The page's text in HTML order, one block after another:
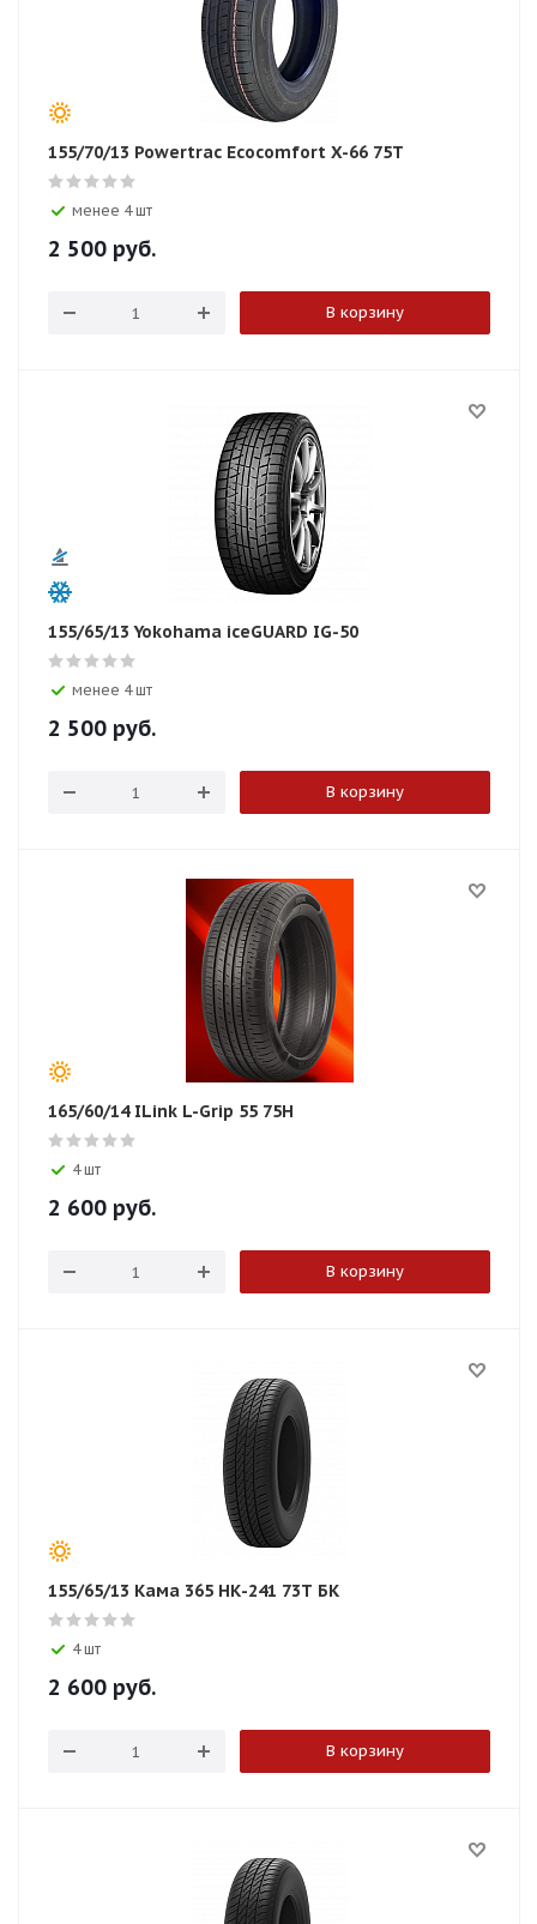
155/70/13 Powertrac Ecocomfort X-66 75T
менее 4 шт
2 500 руб.
В корзину
155/65/13 Yokohama iceGUARD IG-50
менее 4 шт
2 500 руб.
В корзину
165/60/14 ILink L-Grip 55 75H
4 шт
2 600 руб.
В корзину
155/65/13 Кама 365 НК-241 73T БК
4 шт
2 600 руб.
В корзину